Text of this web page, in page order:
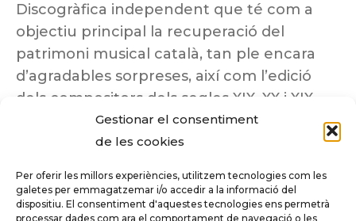
Gestionar el consentiment
de les cookies
Per oferir les millors experiències, utilitzem tecnologies com les
galetes per emmagatzemar i/o accedir a la informació del
dispositiu. El consentiment d'aquestes tecnologies ens permetrà
processar dades com ara el comportament de navegació o les
Discogràfica independent que té com a
objectiu principal la recuperació del
patrimoni musical català, tan ple encara
d’agradables sorpreses, així com l’edició
dels compositors dels segles XIX, XX i XIX
insuficientment coneguts.
Tots els drets reservats a ©Columna